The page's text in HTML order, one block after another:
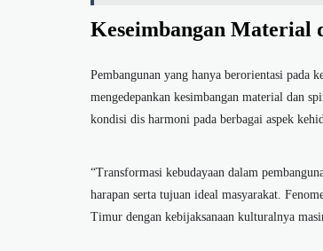
Keseimbangan Material
Pembangunan yang hanya berorientasi pada
mengedepankan kesimbangan material dan
kondisi dis harmoni pada berbagai aspek
“Transformasi kebudayaan dalam
harapan serta tujuan ideal masyarakat.
Timur dengan kebijaksanaan kulturalnya